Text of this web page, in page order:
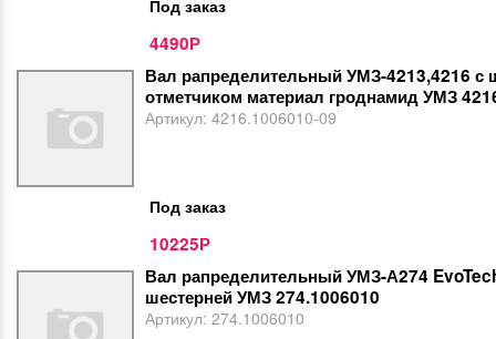
Под заказ
4490Р
Вал рапределительный УМЗ-4213,4216 с
отметчиком материал гроднамид УМЗ
Артикул: 4216.1006010-09
Под заказ
10225Р
Вал рапределительный УМЗ-А274
шестерней УМЗ 274.1006010
Артикул: 274.1006010